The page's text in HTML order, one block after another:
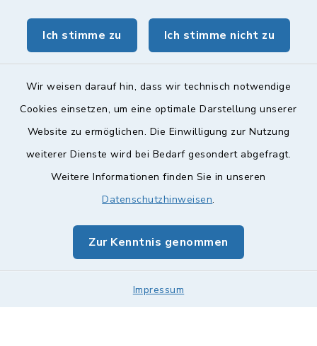
Ich stimme zu Ich stimme nicht zu
Wir weisen darauf hin, dass wir technisch notwendige
Cookies einsetzen, um eine optimale Darstellung unserer
Website zu ermöglichen. Die Einwilligung zur Nutzung
weiterer Dienste wird bei Bedarf gesondert abgefragt.
Weitere Informationen finden Sie in unseren
Datenschutzhinweisen.
Zur Kenntnis genommen
Impressum
geoPortal Lichtenfels
Barrierefreiheit
Impressum
Sitemap